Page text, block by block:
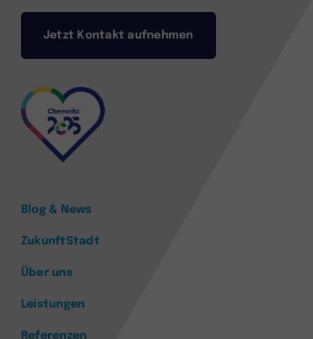
Jetzt Kontakt aufnehmen
Blog & News
ZukunftStadt
Über uns
Leistungen
Referenzen